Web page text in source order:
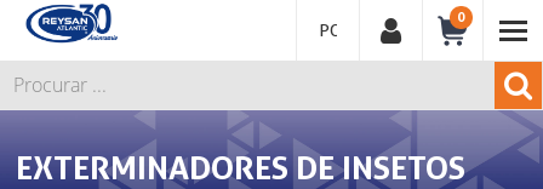
PORTUGUÊS
0
EXTERMINADORES DE INSETOS